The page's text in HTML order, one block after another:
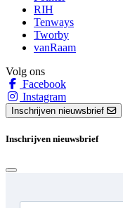
RIH
Tenways
Tworby
vanRaam
Volg ons
Facebook
Instagram
Inschrijven nieuwsbrief
Inschrijven nieuwsbrief